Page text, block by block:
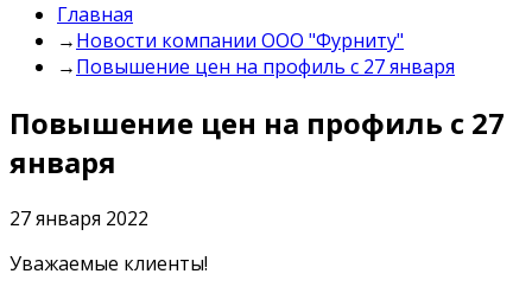
Главная
→Новости компании ООО "Фурниту"
→Повышение цен на профиль с 27 января
Повышение цен на профиль с 27
января
27 января 2022
Уважаемые клиенты!